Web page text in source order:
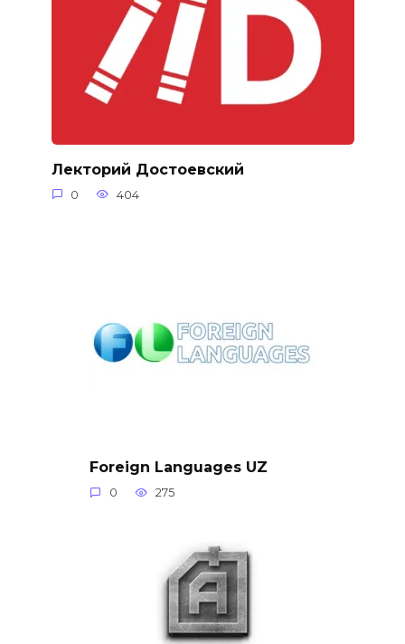
Лекторий Достоевский
0 404
Foreign Languages UZ
0 275